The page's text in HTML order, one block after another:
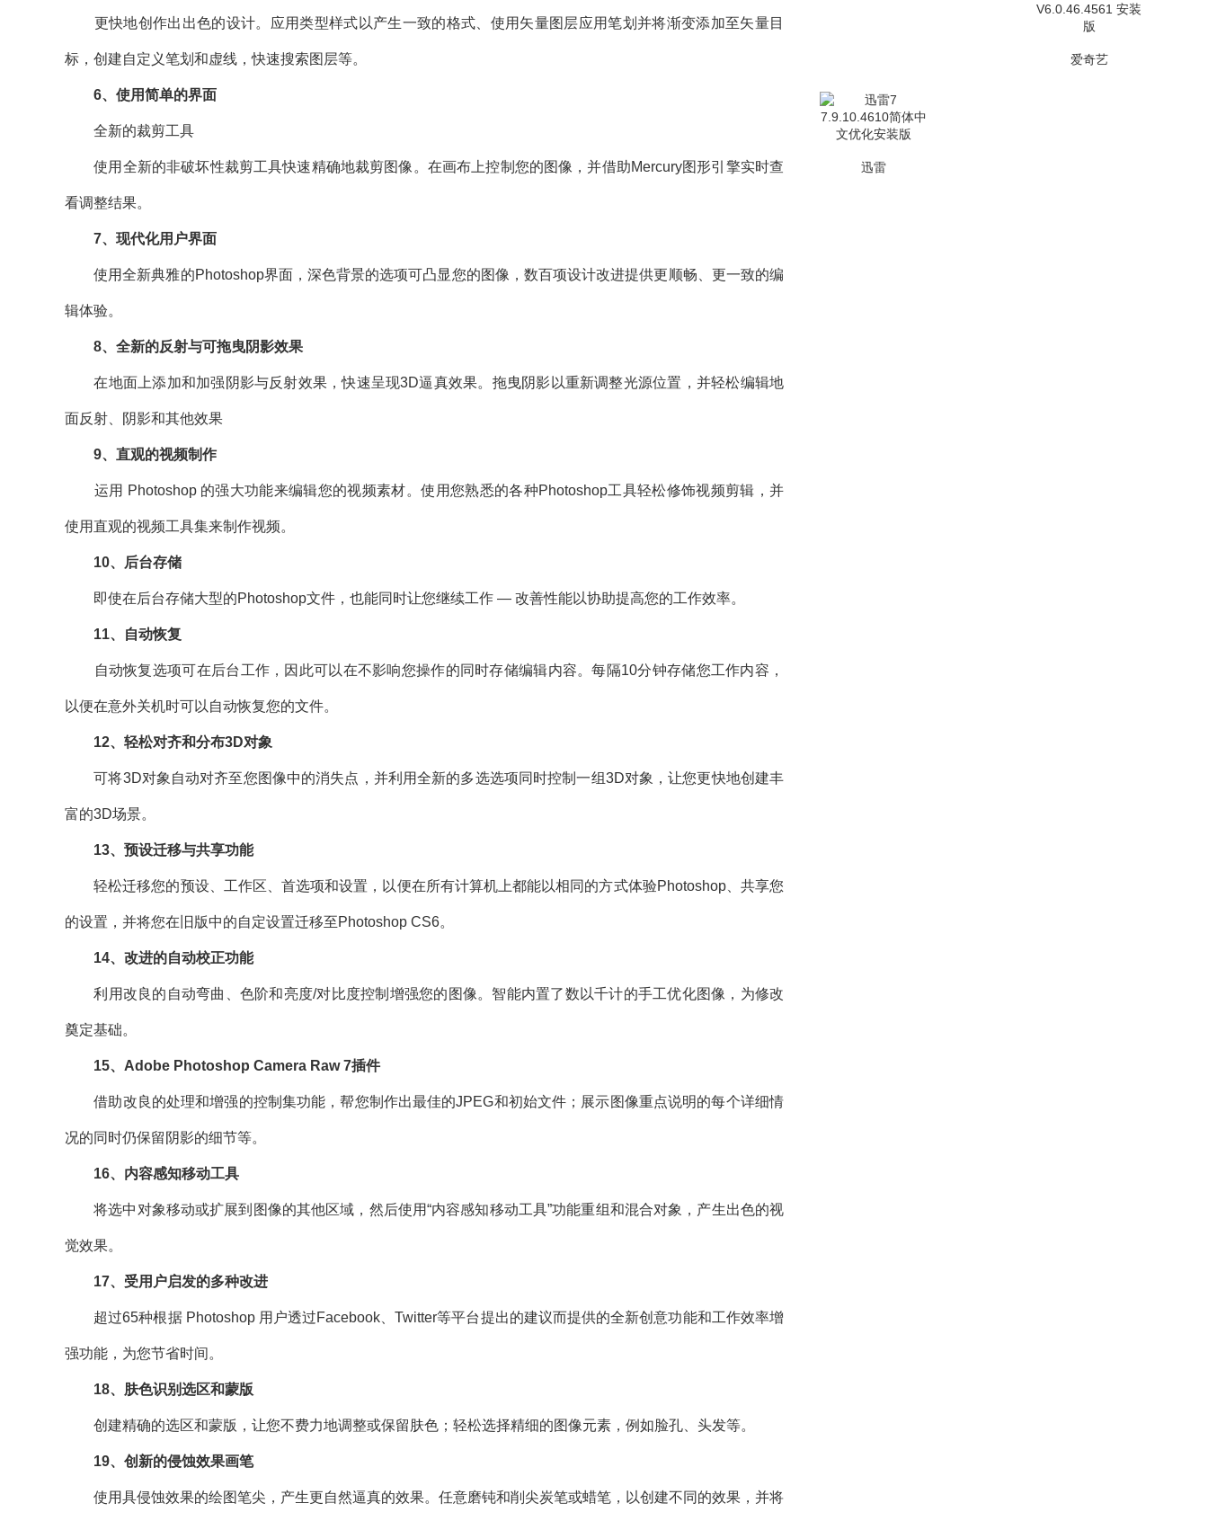
更快地创作出出色的设计。应用类型样式以产生一致的格式、使用矢量图层应用笔划并将渐变添加至矢量目
标，创建自定义笔划和虚线，快速搜索图层等。
6、使用简单的界面
全新的裁剪工具
使用全新的非破坏性裁剪工具快速精确地裁剪图像。在画布上控制您的图像，并借助Mercury图形引擎实时查
看调整结果。
7、现代化用户界面
使用全新典雅的Photoshop界面，深色背景的选项可凸显您的图像，数百项设计改进提供更顺畅、更一致的编
辑体验。
8、全新的反射与可拖曳阴影效果
在地面上添加和加强阴影与反射效果，快速呈现3D逼真效果。拖曳阴影以重新调整光源位置，并轻松编辑地
面反射、阴影和其他效果
9、直观的视频制作
运用 Photoshop 的强大功能来编辑您的视频素材。使用您熟悉的各种Photoshop工具轻松修饰视频剪辑，并
使用直观的视频工具集来制作视频。
10、后台存储
即使在后台存储大型的Photoshop文件，也能同时让您继续工作 — 改善性能以协助提高您的工作效率。
11、自动恢复
自动恢复选项可在后台工作，因此可以在不影响您操作的同时存储编辑内容。每隔10分钟存储您工作内容，
以便在意外关机时可以自动恢复您的文件。
12、轻松对齐和分布3D对象
可将3D对象自动对齐至您图像中的消失点，并利用全新的多选选项同时控制一组3D对象，让您更快地创建丰
富的3D场景。
13、预设迁移与共享功能
轻松迁移您的预设、工作区、首选项和设置，以便在所有计算机上都能以相同的方式体验Photoshop、共享您
的设置，并将您在旧版中的自定设置迁移至Photoshop CS6。
14、改进的自动校正功能
利用改良的自动弯曲、色阶和亮度/对比度控制增强您的图像。智能内置了数以千计的手工优化图像，为修改
奠定基础。
15、Adobe Photoshop Camera Raw 7插件
借助改良的处理和增强的控制集功能，帮您制作出最佳的JPEG和初始文件；展示图像重点说明的每个详细情
况的同时仍保留阴影的细节等。
16、内容感知移动工具
将选中对象移动或扩展到图像的其他区域，然后使用“内容感知移动工具”功能重组和混合对象，产生出色的视
觉效果。
17、受用户启发的多种改进
超过65种根据 Photoshop 用户透过Facebook、Twitter等平台提出的建议而提供的全新创意功能和工作效率增
强功能，为您节省时间。
18、肤色识别选区和蒙版
创建精确的选区和蒙版，让您不费力地调整或保留肤色；轻松选择精细的图像元素，例如脸孔、头发等。
19、创新的侵蚀效果画笔
使用具侵蚀效果的绘图笔尖，产生更自然逼真的效果。任意磨钝和削尖炭笔或蜡笔，以创建不同的效果，并将
爱奇艺
迅雷